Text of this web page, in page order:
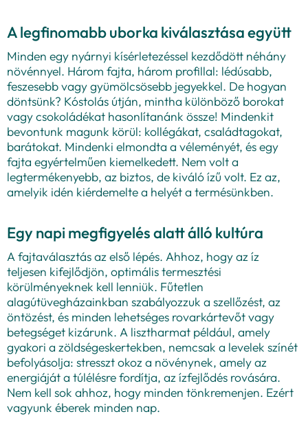
A legfinomabb uborka kiválasztása együtt
Minden egy nyárnyi kísérletezéssel kezdődött néhány
növénnyel. Három fajta, három profillal: lédúsabb,
feszesebb vagy gyümölcsösebb jegyekkel. De hogyan
döntsünk? Kóstolás útján, mintha különböző borokat
vagy csokoládékat hasonlítanánk össze! Mindenkit
bevontunk magunk körül: kollégákat, családtagokat,
barátokat. Mindenki elmondta a véleményét, és egy
fajta egyértelműen kiemelkedett. Nem volt a
legtermékenyebb, az biztos, de kiváló ízű volt. Ez az,
amelyik idén kiérdemelte a helyét a termésünkben.
Egy napi megfigyelés alatt álló kultúra
A fajtaválasztás az első lépés. Ahhoz, hogy az íz
teljesen kifejlődjön, optimális termesztési
körülményeknek kell lenniük. Fűtetlen
alagútüvegházainkban szabályozzuk a szellőzést, az
öntözést, és minden lehetséges rovarkártevőt vagy
betegséget kizárunk. A lisztharmat például, amely
gyakori a zöldségeskertekben, nemcsak a levelek színét
befolyásolja: stresszt okoz a növénynek, amely az
energiáját a túlélésre fordítja, az ízfejlődés rovására.
Nem kell sok ahhoz, hogy minden tönkremenjen. Ezért
vagyunk éberek minden nap.